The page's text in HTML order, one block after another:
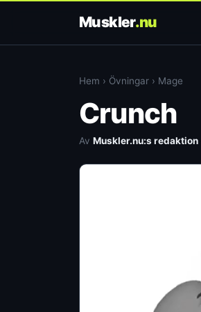
Muskler.nu
Hem › Övningar › Mage
Crunch
Av Muskler.nu:s redaktion